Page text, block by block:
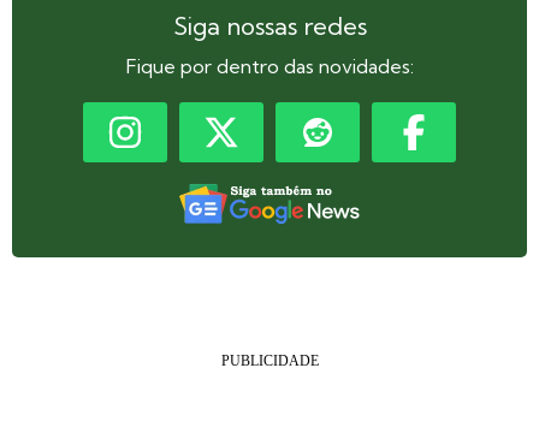
Siga nossas redes
Fique por dentro das novidades: